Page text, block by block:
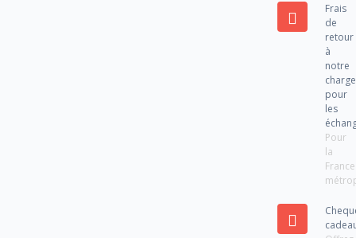
Frais
de
retour
à
notre
charge
pour
les
Pour
la
France